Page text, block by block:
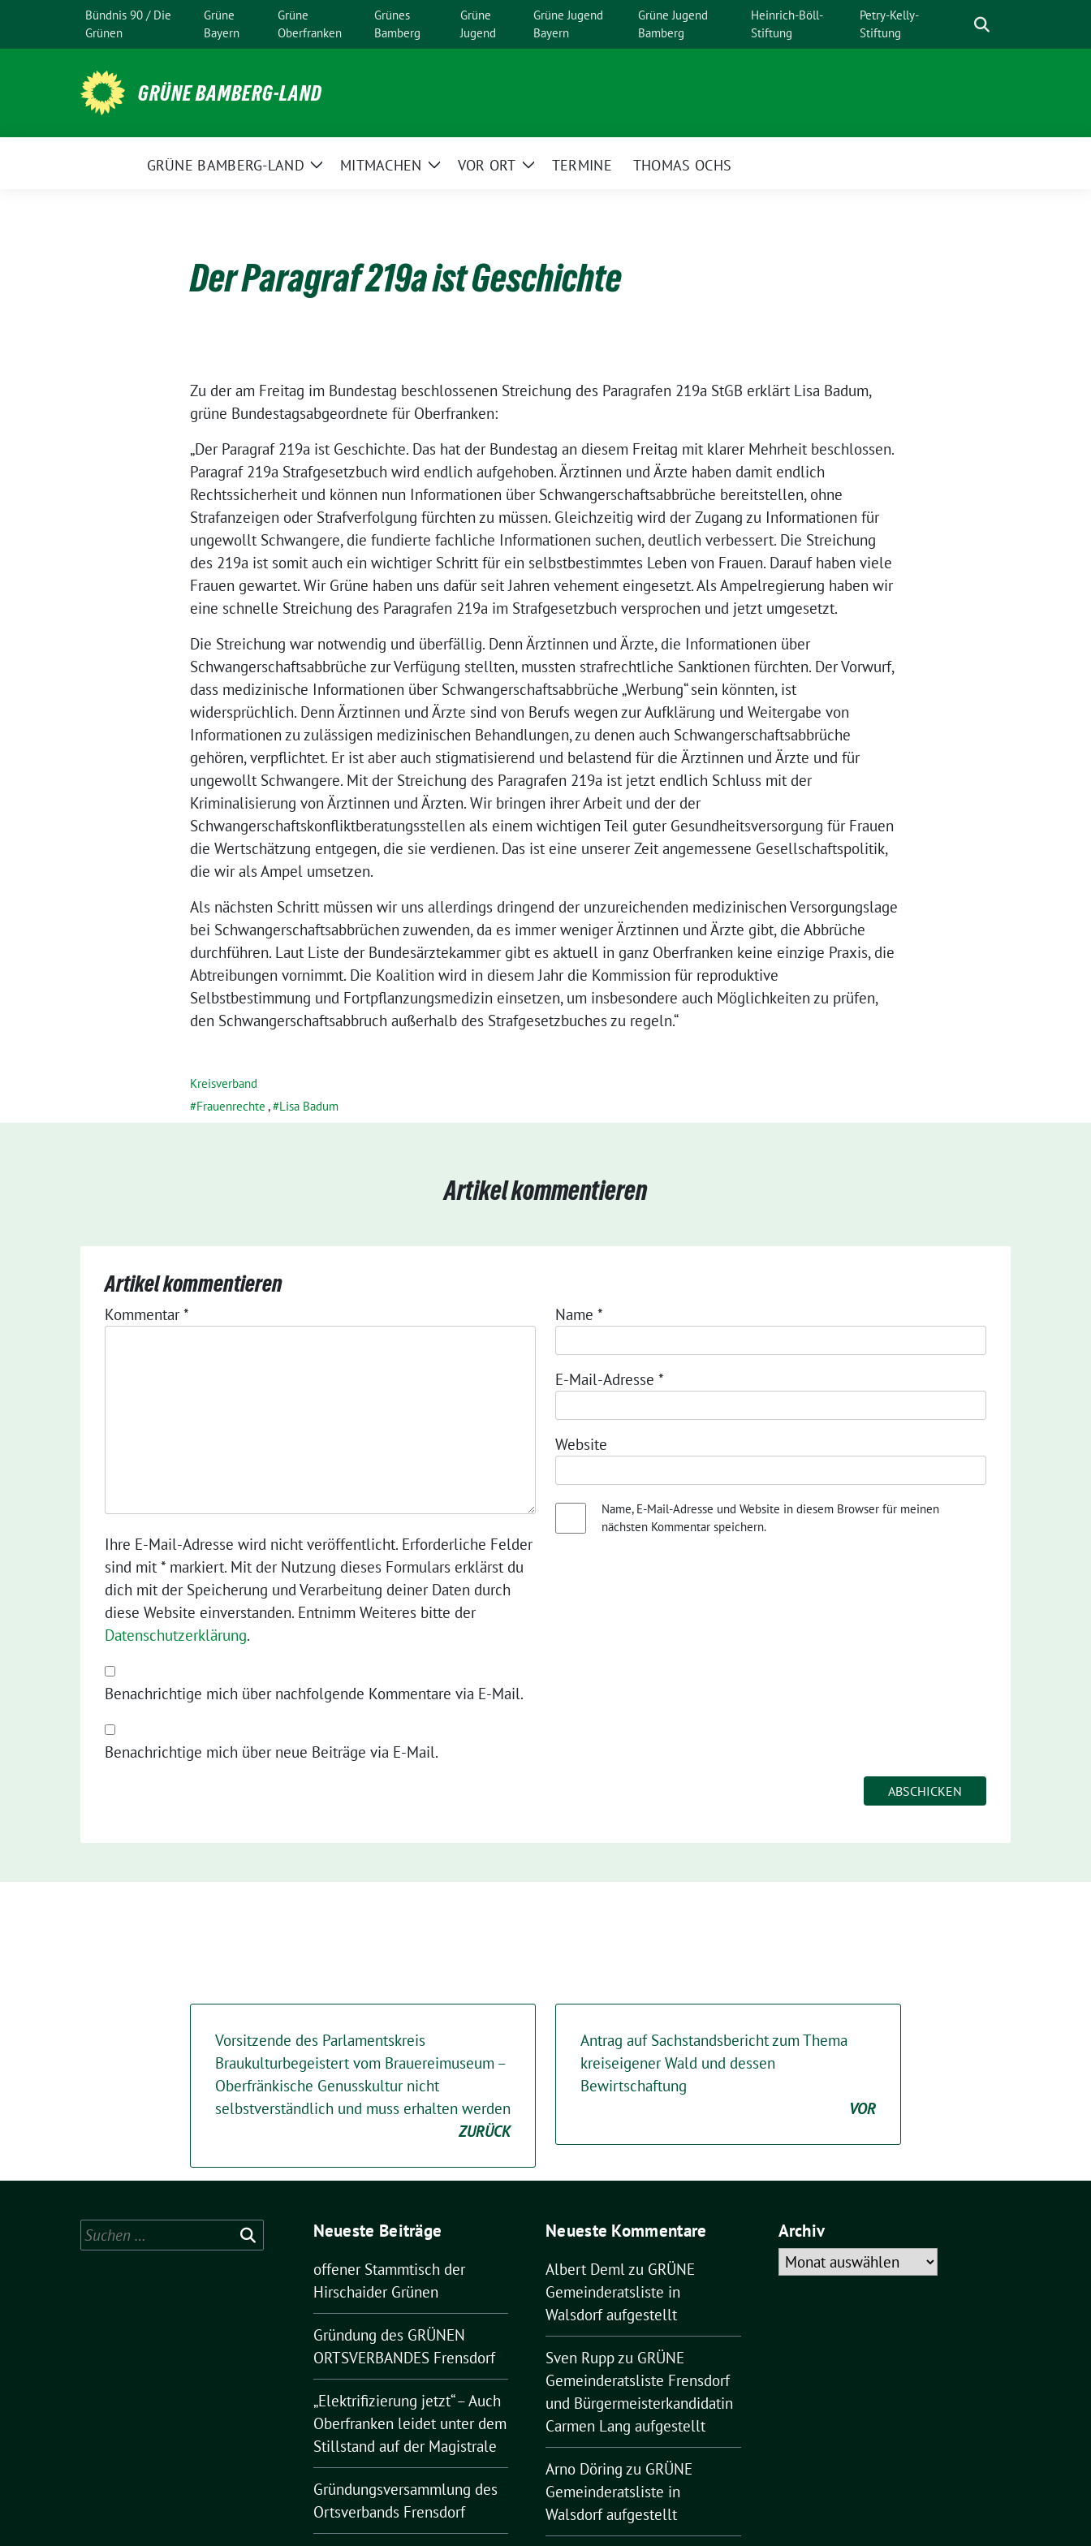
Bündnis 90 / Die
Grünen
Grüne
Bayern
Grüne
Oberfranken
Grünes
Bamberg
Grüne
Jugend
Grüne Jugend
Bayern
Grüne Jugend
Bamberg
Heinrich-Böll-
Stiftung
Petry-Kelly-
Stiftung
GRÜNE BAMBERG-LAND
GRÜNE BAMBERG-LAND
ZeigeMITMACHEN
ZeigeVOR ORT
ZeigeTERMINE THOMAS OCHS
Der Paragraf 219a ist Geschichte
Zu der am Freitag im Bundestag beschlossenen Streichung des Paragrafen 219a StGB erklärt Lisa Badum,
grüne Bundestagsabgeordnete für Oberfranken:
„Der Paragraf 219a ist Geschichte. Das hat der Bundestag an diesem Freitag mit klarer Mehrheit beschlossen.
Paragraf 219a Strafgesetzbuch wird endlich aufgehoben. Ärztinnen und Ärzte haben damit endlich
Rechtssicherheit und können nun Informationen über Schwangerschaftsabbrüche bereitstellen, ohne
Strafanzeigen oder Strafverfolgung fürchten zu müssen. Gleichzeitig wird der Zugang zu Informationen für
ungewollt Schwangere, die fundierte fachliche Informationen suchen, deutlich verbessert. Die Streichung
des 219a ist somit auch ein wichtiger Schritt für ein selbstbestimmtes Leben von Frauen. Darauf haben viele
Frauen gewartet. Wir Grüne haben uns dafür seit Jahren vehement eingesetzt. Als Ampelregierung haben wir
eine schnelle Streichung des Paragrafen 219a im Strafgesetzbuch versprochen und jetzt umgesetzt.
Die Streichung war notwendig und überfällig. Denn Ärztinnen und Ärzte, die Informationen über
Schwangerschaftsabbrüche zur Verfügung stellten, mussten strafrechtliche Sanktionen fürchten. Der Vorwurf,
dass medizinische Informationen über Schwangerschaftsabbrüche „Werbung“ sein könnten, ist
widersprüchlich. Denn Ärztinnen und Ärzte sind von Berufs wegen zur Aufklärung und Weitergabe von
Informationen zu zulässigen medizinischen Behandlungen, zu denen auch Schwangerschaftsabbrüche
gehören, verpflichtet. Er ist aber auch stigmatisierend und belastend für die Ärztinnen und Ärzte und für
ungewollt Schwangere. Mit der Streichung des Paragrafen 219a ist jetzt endlich Schluss mit der
Kriminalisierung von Ärztinnen und Ärzten. Wir bringen ihrer Arbeit und der der
Schwangerschaftskonfliktberatungsstellen als einem wichtigen Teil guter Gesundheitsversorgung für Frauen
die Wertschätzung entgegen, die sie verdienen. Das ist eine unserer Zeit angemessene Gesellschaftspolitik,
die wir als Ampel umsetzen.
Als nächsten Schritt müssen wir uns allerdings dringend der unzureichenden medizinischen Versorgungslage
bei Schwangerschaftsabbrüchen zuwenden, da es immer weniger Ärztinnen und Ärzte gibt, die Abbrüche
durchführen. Laut Liste der Bundesärztekammer gibt es aktuell in ganz Oberfranken keine einzige Praxis, die
Abtreibungen vornimmt. Die Koalition wird in diesem Jahr die Kommission für reproduktive
Selbstbestimmung und Fortpflanzungsmedizin einsetzen, um insbesondere auch Möglichkeiten zu prüfen,
den Schwangerschaftsabbruch außerhalb des Strafgesetzbuches zu regeln.“
Kreisverband
Frauenrechte , Lisa Badum
Artikel kommentieren
Artikel kommentieren
Kommentar*
Ihre E-Mail-Adresse wird nicht veröffentlicht. Erforderliche Felder
sind mit * markiert. Mit der Nutzung dieses Formulars erklärst du
dich mit der Speicherung und Verarbeitung deiner Daten durch
diese Website einverstanden. Entnimm Weiteres bitte der
Datenschutzerklärung.
Name *
E-Mail-Adresse *
Website
Name, E-Mail-Adresse und Website in diesem Browser für meinen
nächsten Kommentar speichern.
Benachrichtige mich über nachfolgende Kommentare via E-Mail.
Benachrichtige mich über neue Beiträge via E-Mail.
Vorsitzende des Parlamentskreis
Braukulturbegeistert vom Brauereimuseum –
Oberfränkische Genusskultur nicht
selbstverständlich und muss erhalten werden
ZURÜCK
Antrag auf Sachstandsbericht zum Thema
kreiseigener Wald und dessen
Bewirtschaftung
VOR
Suchen
nach:
Neueste Beiträge
offener Stammtisch der
Hirschaider Grünen
Gründung des GRÜNEN
ORTSVERBANDES Frensdorf
„Elektrifizierung jetzt“ – Auch
Oberfranken leidet unter dem
Stillstand auf der Magistrale
Gründungsversammlung des
Ortsverbands Frensdorf
Neueste Kommentare
Albert Demlzu GRÜNE
Gemeinderatsliste in
Walsdorf aufgestellt
Sven Ruppzu GRÜNE
Gemeinderatsliste Frensdorf
und Bürgermeisterkandidatin
Carmen Lang aufgestellt
Arno Döring zu GRÜNE
Gemeinderatsliste in
Walsdorf aufgestellt
Archiv
Archiv